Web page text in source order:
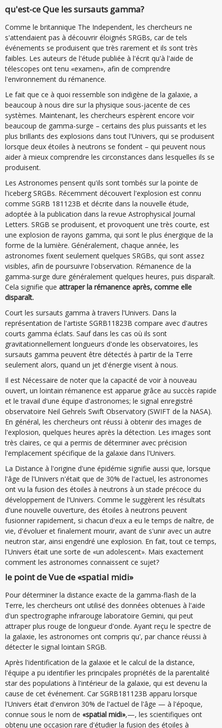
qu'est-ce Que les sursauts gamma?
Comme le britannique The Independent, les chercheurs ne
s'attendaient pas à découvrir éloignés SRGBs, car de tels
événements se produisent que très rarement et ils sont très
faibles. Les auteurs de l'étude publiée à l'écrit qu'à l'aide de
télescopes ont tenu «examen», afin de comprendre
l'environnement du rémanence.
Le fait que ce à quoi ressemble son indigène de la galaxie, a
beaucoup à nous dire sur la physique sous-jacente de ces
systèmes. Maintenant, les chercheurs espèrent encore voir
beaucoup de gamma-surge – certains des plus puissants et les
plus brillants des explosions dans tout l'Univers, qui se produisent
lorsque deux étoiles à neutrons se fondent – qui peuvent nous
aider à mieux comprendre les circonstances dans lesquelles ils se
produisent.
Les Astronomes pensent qu'ils sont tombés sur la pointe de
l'iceberg SRGBs. Récemment découvert l'explosion est connu
comme SGRB 181123B et décrite dans la nouvelle étude,
adoptée à la publication dans la revue Astrophysical Journal
Letters. SRGB se produisent, et provoquent une très courte, est
une explosion de rayons gamma, qui sont le plus énergique de la
forme de la lumière. Généralement, chaque année, les
astronomes fixent seulement quelques SRGBs, qui sont assez
visibles, afin de poursuivre l'observation. Rémanence de la
gamma-surge dure généralement quelques heures, puis disparaît.
Cela signifie que attraper la rémanence après, comme elle
disparaît.
Court les sursauts gamma à travers l'Univers. Dans la
représentation de l'artiste SGRB11823B compare avec d'autres
courts gamma éclats. Sauf dans les cas où ils sont
gravitationnellement longueurs d'onde les observatoires, les
sursauts gamma peuvent être détectés à partir de la Terre
seulement alors, quand un jet d'énergie visent à nous.
Il est Nécessaire de noter que la capacité de voir à nouveau
ouvert, un lointain rémanence est apparue grâce au succès rapide
et le travail d'une équipe d'astronomes; le signal enregistré
observatoire Neil Gehrels Swift Observatory (SWIFT de la NASA).
En général, les chercheurs ont réussi à obtenir des images de
l'explosion, quelques heures après la détection. Les images sont
très claires, ce qui a permis de déterminer avec précision
l'emplacement spécifique de la galaxie dans l'Univers.
La Distance à l'origine d'une épidémie signifie aussi que, lorsque
l'âge de l'Univers n'était que de 30% de l'actuel, les astronomes
ont vu la fusion des étoiles à neutrons à un stade précoce du
développement de l'Univers. Comme le suggèrent les résultats
d'une nouvelle ouverture, des étoiles à neutrons peuvent
fusionner rapidement, si chacun d'eux a eu le temps de naître, de
vie, d'évoluer et finalement mourir, avant de s'unir avec un autre
neutron star, ainsi engendré une explosion. En fait, tout ce temps,
l'Univers était une sorte de «un adolescent». Mais exactement
comment les astronomes connaissent ce sujet?
le point de Vue de «spatial midi»
Pour déterminer la distance exacte de la gamma-flash de la
Terre, les chercheurs ont utilisé des données obtenues à l'aide
d'un spectrographe infrarouge laboratoire Gemini, qui peut
attraper plus rouge de longueur d'onde. Ayant reçu le spectre de
la galaxie, les astronomes ont compris qu', par chance réussi à
détecter le signal lointain SRGB.
Après l'identification de la galaxie et le calcul de la distance,
l'équipe a pu identifier les principales propriétés de la parentalité
star des populations à l'intérieur de la galaxie, qui est devenu la
cause de cet événement. Car SGRB181123B apparu lorsque
l'Univers était d'environ 30% de l'actuel de l'âge — à l'époque,
connue sous le nom de «spatial midi»,—, les scientifiques ont
obtenu une occasion rare d'étudier la fusion des étoiles à